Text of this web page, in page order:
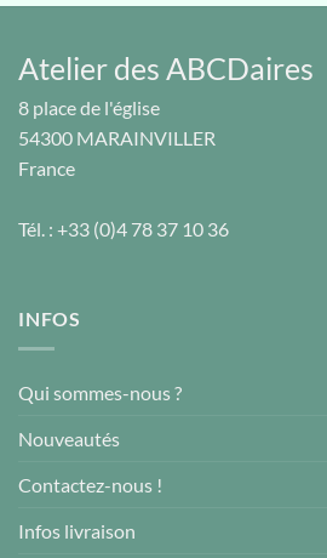
Atelier des ABCDaires
8 place de l'église
54300 MARAINVILLER
France
Tél. : +33 (0)4 78 37 10 36
INFOS
Qui sommes-nous ?
Nouveautés
Contactez-nous !
Infos livraison